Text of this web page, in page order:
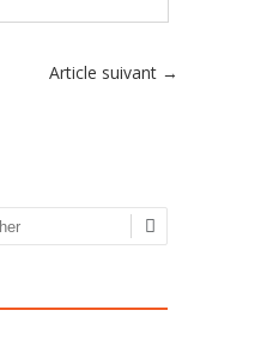
Article suivant →